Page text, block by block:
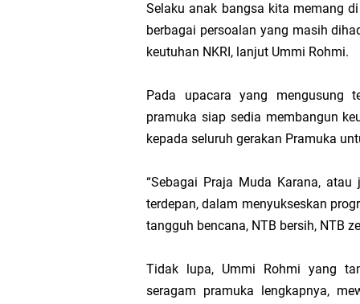
Kapolda NTB
Semarak HUT RI ke-
Kapolsek
Selaku anak bangsa kita memang
berbagai persoalan yang masih
keutuhan NKRI, lanjut Ummi Rohmi.
Pada upacara yang mengusung
pramuka siap sedia membangun
kepada seluruh gerakan Pramuka
“Sebagai Praja Muda Karana,
terdepan, dalam menyukseskan
tangguh bencana, NTB bersih, NTB
Tidak lupa, Ummi Rohmi yang
seragam pramuka lengkapnya,